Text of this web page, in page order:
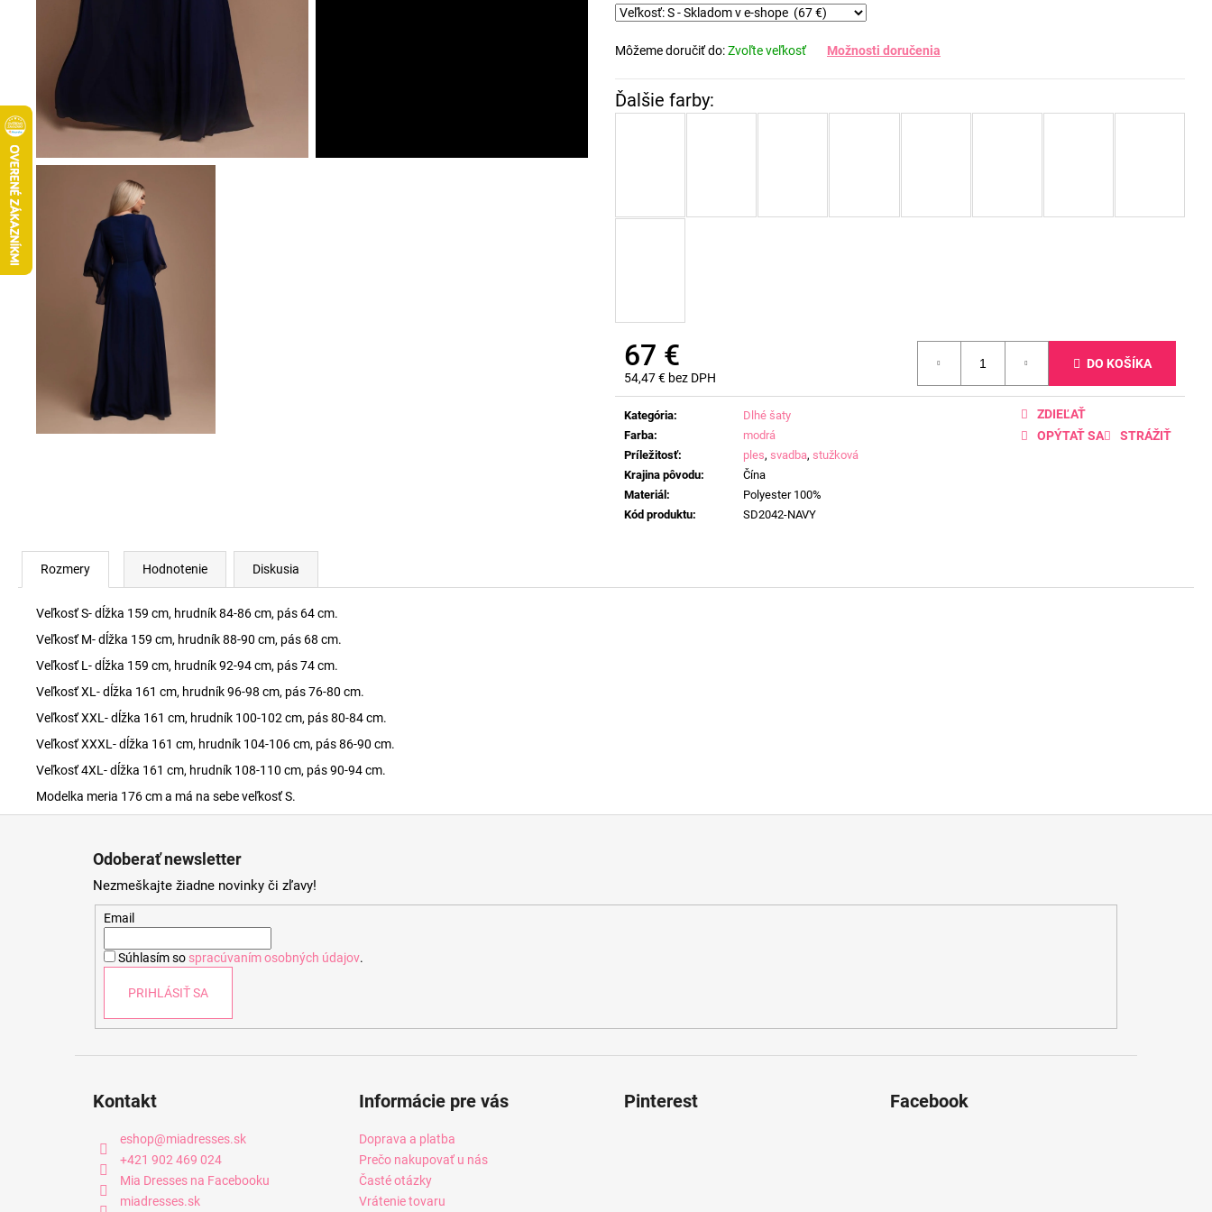
Môžeme doručiť do:Zvoľte veľkosť Možnosti doručenia
67 €
54,47 € bez DPH
Jednotková
cena:
DO KOŠÍKA
Kategória:
Dlhé šaty
Farba:
modrá
Príležitosť: ples, svadba, stužková
Krajina pôvodu:
Čína
Materiál:
Polyester 100%
Kód produktu: SD2042-NAVY
OPÝTAŤ SA STRÁŽIŤ
ZDIEĽAŤ
Rozmery Hodnotenie Diskusia
Veľkosť S- dĺžka 159 cm, hrudník 84-86 cm, pás 64 cm.
Veľkosť M- dĺžka 159 cm, hrudník 88-90 cm, pás 68 cm.
Veľkosť L- dĺžka 159 cm, hrudník 92-94 cm, pás 74 cm.
Veľkosť XL- dĺžka 161 cm, hrudník 96-98 cm, pás 76-80 cm.
Veľkosť XXL- dĺžka 161 cm, hrudník 100-102 cm, pás 80-84 cm.
Veľkosť XXXL- dĺžka 161 cm, hrudník 104-106 cm, pás 86-90 cm.
Veľkosť 4XL- dĺžka 161 cm, hrudník 108-110 cm, pás 90-94 cm.
Modelka meria 176 cm a má na sebe veľkosť S.
Odoberať newsletter
Nezmeškajte žiadne novinky či zľavy!
Email
Súhlasím so spracúvaním osobných údajov.
PRIHLÁSIŤ SA
Kontakt
eshop@miadresses.sk
+421 902 469 024
Mia Dresses na Facebooku
miadresses.sk
Informácie pre vás
Doprava a platba
Prečo nakupovať u nás
Časté otázky
Vrátenie tovaru
Pinterest Facebook